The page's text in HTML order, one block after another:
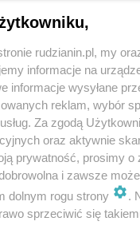
Pierończyka. A na
poseł Borys
w ręce
-
polityczną,
radna
takie poparcie
rudzianin.pl, my
informacje na
informacje wysyłane
reklam, wybór
Za zgodą
oraz aktywnie
prywatność, prosimy o
i zawsze
dolnym rogu strony
.
sprzeciwić się